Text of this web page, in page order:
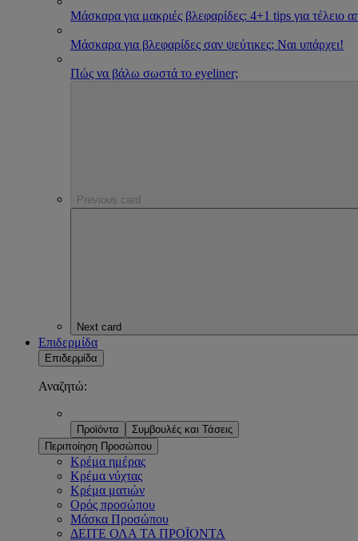
Μάσκαρα για μακριές βλεφαρίδες: 4+1 tips για τέλειο
Μάσκαρα για βλεφαρίδες σαν ψεύτικες; Ναι υπάρχει!
Πώς να βάλω σωστά το eyeliner;
Previous card
Next card
Επιδερμίδα
Επιδερμίδα
Αναζητώ:
Προϊόντα
Συμβουλές και Τάσεις
Περιποίηση Προσώπου
Κρέμα ημέρας
Κρέμα νύχτας
Κρέμα ματιών
Ορός προσώπου
Μάσκα Προσώπου
ΔΕΙΤΕ ΟΛΑ ΤΑ ΠΡΟΪΟΝΤΑ